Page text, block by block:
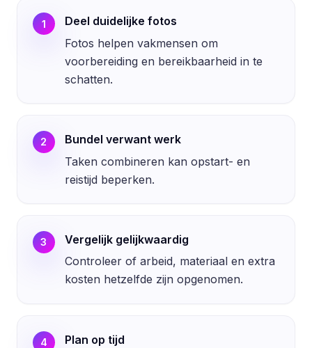
1
Deel duidelijke fotos
Fotos helpen vakmensen om
voorbereiding en bereikbaarheid in te
schatten.
2
Bundel verwant werk
Taken combineren kan opstart- en
reistijd beperken.
3
Vergelijk gelijkwaardig
Controleer of arbeid, materiaal en extra
kosten hetzelfde zijn opgenomen.
4
Plan op tijd